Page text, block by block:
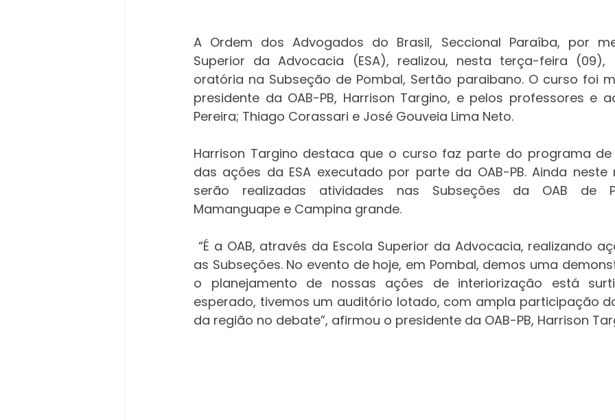
A Ordem dos Advogados do Brasil, Seccional Paraíba, por
Superior da Advocacia (ESA), realizou, nesta terça-feira
oratória na Subseção de Pombal, Sertão paraibano. O curso foi
presidente da OAB-PB, Harrison Targino, e pelos professores e
Pereira; Thiago Corassari e José Gouveia Lima Neto.
Harrison Targino destaca que o curso faz parte do programa de
das ações da ESA executado por parte da OAB-PB. Ainda
serão realizadas atividades nas Subseções da OAB de
Mamanguape e Campina grande.
as Subseções. No evento de hoje, em Pombal, demos uma
o planejamento de nossas ações de interiorização está
esperado, tivemos um auditório lotado, com ampla participação
da região no debate”, afirmou o presidente da OAB-PB, Harrison